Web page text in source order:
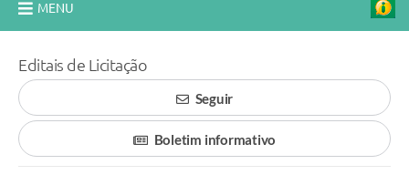
MENU
A Prefeitura
Município
Editais de Licitação
Seguir
Boletim informativo